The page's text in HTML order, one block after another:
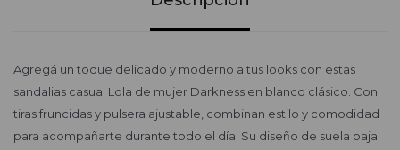
Agregá un toque delicado y moderno a tus looks con estas
sandalias casual Lola de mujer Darkness en blanco clásico. Con
tiras fruncidas y pulsera ajustable, combinan estilo y comodidad
para acompañarte durante todo el día. Su diseño de suela baja